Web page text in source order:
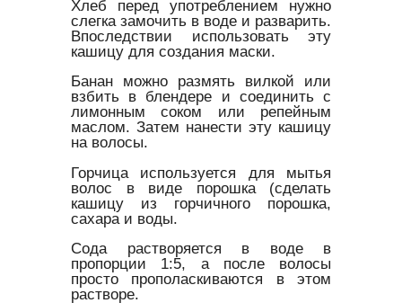
Хлеб перед употреблением нужно
слегка замочить в воде и разварить.
Впоследствии использовать эту
кашицу для создания маски.
Банан можно размять вилкой или
взбить в блендере и соединить с
лимонным соком или репейным
маслом. Затем нанести эту кашицу
на волосы.
Горчица используется для мытья
волос в виде порошка (сделать
кашицу из горчичного порошка,
сахара и воды.
Сода растворяется в воде в
пропорции 1:5, а после волосы
просто прополаскиваются в этом
растворе.